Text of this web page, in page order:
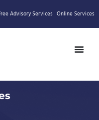
Advisory Services Online Services